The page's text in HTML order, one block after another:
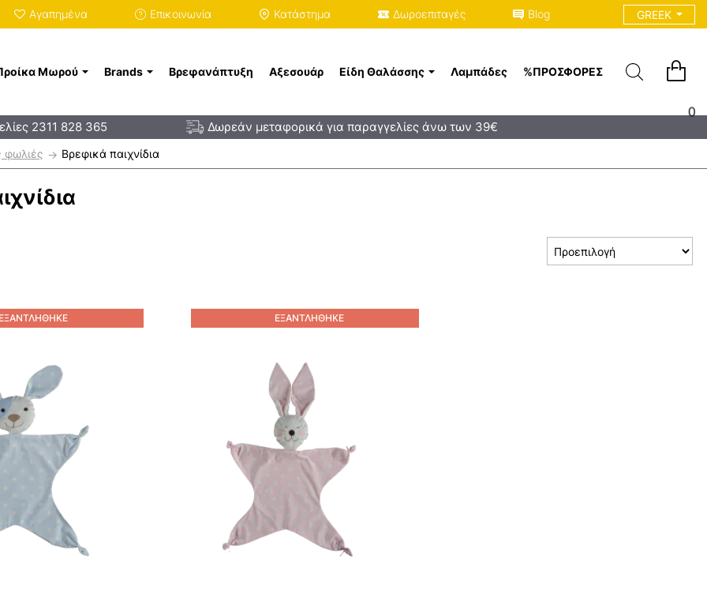
GREEK
Αγαπημένα Επικοινωνία Κατάστημα Δωροεπιταγές Blog
Μωρού Brands Βρεφανάπτυξη Αξεσουάρ Είδη Θαλάσσης Λαμπάδες %ΠΡΟΣΦΟΡΈΣ
0
2311 828 365 Δωρεάν μεταφορικά για παραγγελίες άνω των 39€
φωλιές Βρεφικά παιχνίδια
ΕΞΑΝΤΛΉΘΗΚΕ